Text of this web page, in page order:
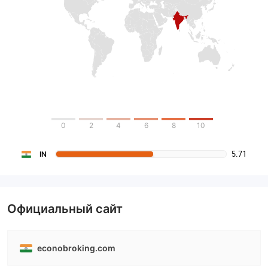
0 2 4 6 8 10
IN 5.71
Официальный сайт
econobroking.com